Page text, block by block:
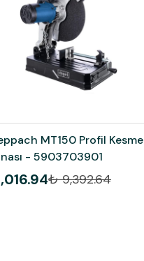
MT150 Profil Kesme
- 5903703901
₺ 9,392.64